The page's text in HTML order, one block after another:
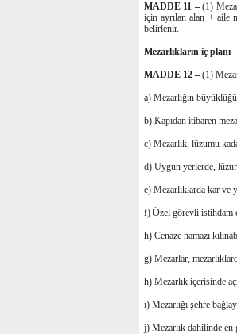
MADDE 11 –(1)
için ayrılan alan + aile
belirlenir.
Mezarlıkların iç planı
MADDE 12 – (1)
a) Mezarlığın
b) Kapıdan itibaren
c) Mezarlık, lüzumu
d) Uygun yerlerde,
e) Mezarlıklarda kar ve
f) Özel görevli istihdam
h) Cenaze namazı
g) Mezarlar,
h) Mezarlık içerisinde
ı) Mezarlığı şehre
j) Mezarlık dahilinde en